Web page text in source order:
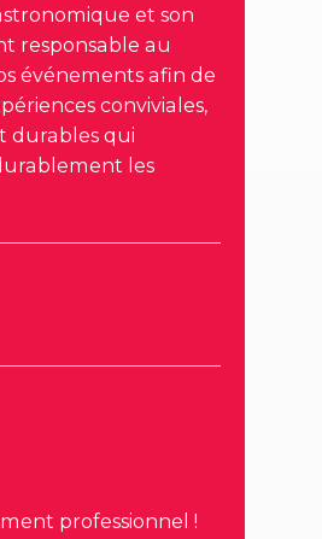
et son
responsable au
événements afin de
conviviales,
durables qui
les
professionnel !